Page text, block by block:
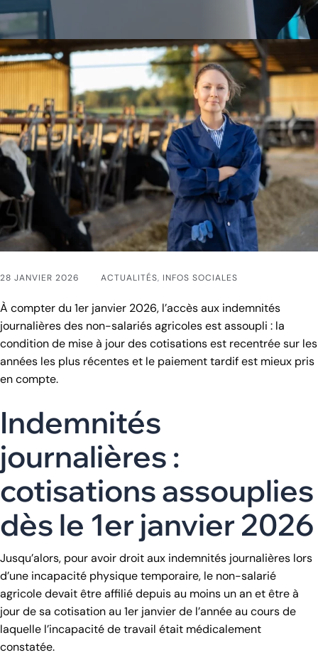
28 JANVIER 2026 ACTUALITÉS, INFOS SOCIALES
À compter du 1er janvier 2026, l’accès aux indemnités
journalières des non-salariés agricoles est assoupli : la
condition de mise à jour des cotisations est recentrée sur les
années les plus récentes et le paiement tardif est mieux pris
en compte.
Indemnités
journalières :
cotisations assouplies
dès le 1er janvier 2026
Jusqu’alors, pour avoir droit aux indemnités journalières lors
d’une incapacité physique temporaire, le non-salarié
agricole devait être affilié depuis au moins un an et être à
jour de sa cotisation au 1er janvier de l’année au cours de
laquelle l’incapacité de travail était médicalement
constatée.